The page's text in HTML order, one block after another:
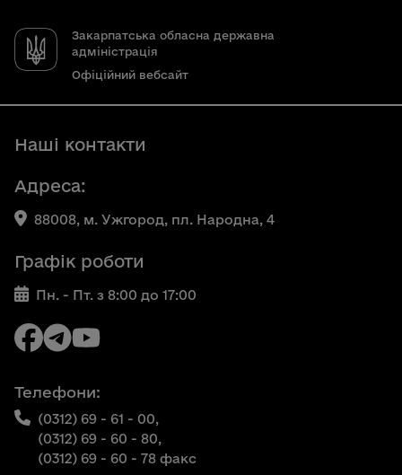
Закарпатська обласна державна
адміністрація
Офіційний вебсайт
Наші контакти
Адреса:
88008, м. Ужгород, пл. Народна, 4
Графік роботи
Пн. - Пт. з 8:00 до 17:00
Телефони:
(0312) 69 - 61 - 00,
(0312) 69 - 60 - 80,
(0312) 69 - 60 - 78 факс